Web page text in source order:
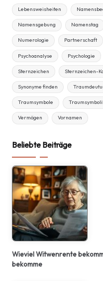
Lebensweisheiten
Namensgebung Namenstag
Numerologie Partnerschaft
Psychoanalyse Psychologie
Sternzeichen Sternzeichen-
Synonyme finden
Traumsymbole
Vermögen Vornamen
Beliebte Beiträge
Wieviel Witwenrente
bekomme